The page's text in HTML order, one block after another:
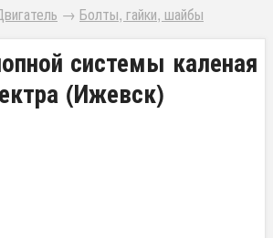
→ Болты, гайки, шайбы
системы каленая
(Ижевск)